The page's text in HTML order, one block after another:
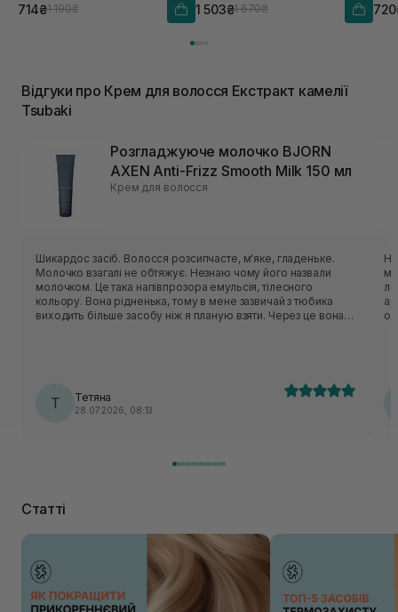
714₴1 190₴ 1 503₴1 670₴
Відгуки про Крем для волосся Екстракт камелії
Tsubaki
Розгладжуюче молочко BJORN
AXEN Anti-Frizz Smooth Milk 150 мл
Крем для волосся
Шикардос засіб. Волосся розсипчасте, м'яке, гладеньке.
Молочко взагалі не обтяжує. Незнаю чому його назвали
молочком. Це така напівпрозора емульсія, тілесного
кольору. Вона рідненька, тому в мене зазвичай з тюбика
виходить більше засобу ніж я планую взяти. Через це вона
Т Тетяна
28.07.2026, 08:13
Статті